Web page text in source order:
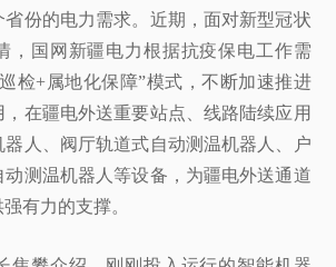
省份的电力需求。近期，面对新型冠状
，国网新疆电力根据抗疫保电工作需
检+属地化保障”模式，不断加速推进
在疆电外送重要站点、线路陆续应用
器人、阀厅轨道式自动测温机器人、户
动测温机器人等设备，为疆电外送通道
有力的支撑。